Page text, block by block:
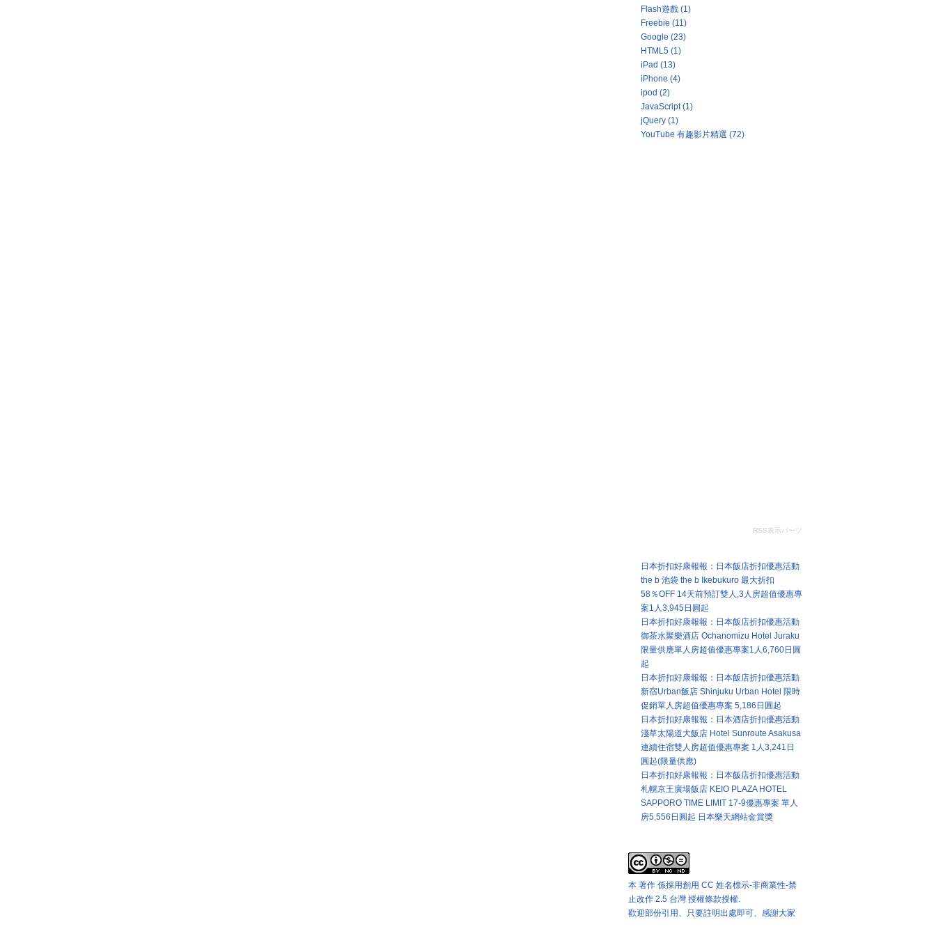
Flash遊戲 (1)
Freebie (11)
Google (23)
HTML5 (1)
iPad (13)
iPhone (4)
ipod (2)
JavaScript (1)
jQuery (1)
YouTube 有趣影片精選 (72)
RSS表示パーツ
日本折扣好康報報：日本飯店折扣優惠活動
the b 池袋 the b Ikebukuro 最大折扣
58％OFF 14天前預訂雙人,3人房超值優惠專
案1人3,945日圓起
日本折扣好康報報：日本飯店折扣優惠活動
御茶水聚樂酒店 Ochanomizu Hotel Juraku
限量供應單人房超值優惠專案1人6,760日圓
起
日本折扣好康報報：日本飯店折扣優惠活動
新宿Urban飯店 Shinjuku Urban Hotel 限時
促銷單人房超值優惠專案 5,186日圓起
日本折扣好康報報：日本酒店折扣優惠活動
淺草太陽道大飯店 Hotel Sunroute Asakusa
連續住宿雙人房超值優惠專案 1人3,241日
圓起(限量供應)
日本折扣好康報報：日本飯店折扣優惠活動
札幌京王廣場飯店 KEIO PLAZA HOTEL
SAPPORO TIME LIMIT 17-9優惠專案 單人
房5,556日圓起 日本樂天網站金賞獎
本 著作 係採用創用 CC 姓名標示-非商業性-禁
止改作 2.5 台灣 授權條款授權.
歡迎部份引用、只要註明出處即可、感謝大家